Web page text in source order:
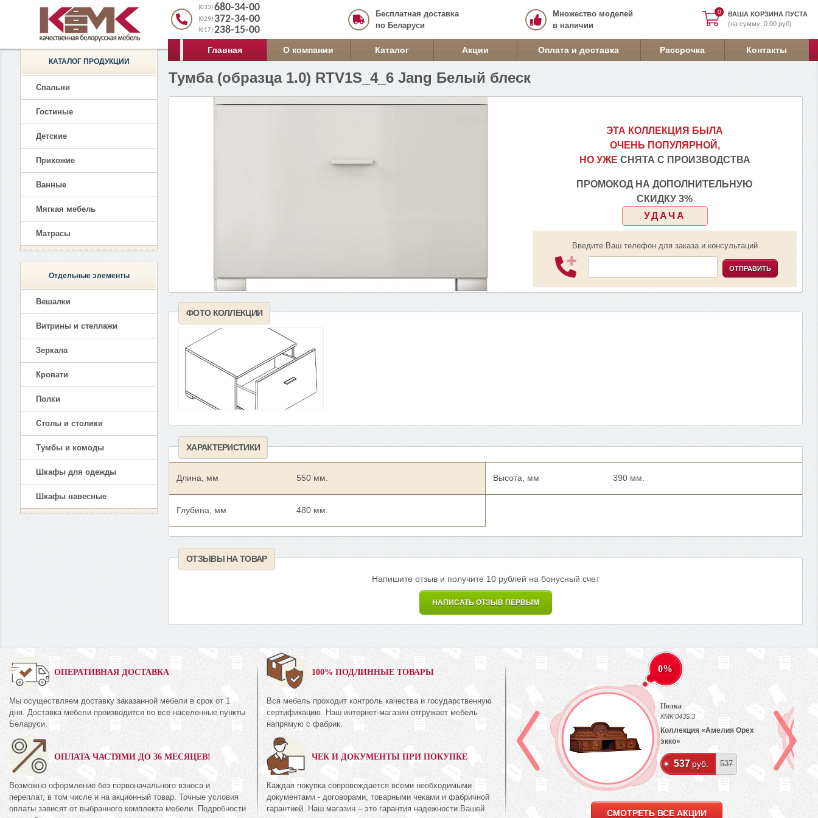
0
0
ВАША КОРЗИНА ПУСТА
(на сумму: 0.00 руб)
(033)680-34-00
(029) 372-34-00
(017)238-15-00
Бесплатная доставка
по Беларуси
Множество моделей
в наличии
Главная О компании Каталог Акции Оплата и доставка Рассрочка Контакты
Тумба (образца 1.0) RTV1S_4_6 Jang Белый блеск
ЭТА КОЛЛЕКЦИЯ БЫЛА
ОЧЕНЬ ПОПУЛЯРНОЙ,
НО УЖЕ СНЯТА С ПРОИЗВОДСТВА
ПРОМОКОД НА ДОПОЛНИТЕЛЬНУЮ
СКИДКУ 3%
УДАЧА
Введите Ваш телефон для заказа и консультаций
ОТПРАВИТЬ
ФОТО КОЛЛЕКЦИИ
ХАРАКТЕРИСТИКИ
Длина, мм 550 мм.
Глубина, мм 480 мм.
Высота, мм 390 мм.
ОТЗЫВЫ НА ТОВАР
Напишите отзыв и получите 10 рублей на бонусный счет
НАПИСАТЬ ОТЗЫВ ПЕРВЫМ
КАТАЛОГ ПРОДУКЦИИ
Спальни
Гостиные
Детские
Прихожие
Ванные
Мягкая мебель
Матрасы
Отдельные элементы
Вешалки
Витрины и стеллажи
Зеркала
Кровати
Полки
Столы и столики
Тумбы и комоды
Шкафы для одежды
Шкафы навесные
ОПЕРАТИВНАЯ ДОСТАВКА
Мы осуществляем доставку заказанной мебели в срок от 1
дня. Доставка мебели производится во все населенные пункты
Беларуси.
ОПЛАТА ЧАСТЯМИ ДО 36 МЕСЯЦЕВ!
Возможно оформление без первоначального взноса и
переплат, в том числе и на акционный товар. Точные условия
оплаты зависят от выбранного комплекта мебели. Подробности
100% ПОДЛИННЫЕ ТОВАРЫ
Вся мебель проходит контроль качества и государственную
сертификацию. Наш интернет-магазин отгружает мебель
напрямую с фабрик.
ЧЕК И ДОКУМЕНТЫ ПРИ ПОКУПКЕ
Каждая покупка сопровождается всеми необходимыми
документами - договорами, товарными чеками и фабричной
гарантией. Наш магазин – это гарантия надежности Вашей
01
руб. 672
Шкаф для одежды
Коллекция «Риксос»
1 395
0%
Комод 3Я
КМК 0738.10-02
Коллекция «Эстель Дуб
0%
Полка
КМК 0435.3
Коллекция «Амелия Орех
экко»
537 руб. 537
СМОТРЕТЬ ВСЕ АКЦИИ